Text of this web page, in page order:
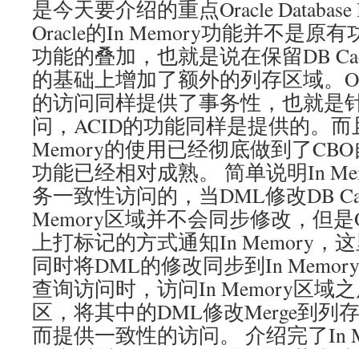
是今天要介绍的重点Oracle
Oracle的In Memory功能并不是原
功能的叠加，也就是说在保留DB
的基础上增加了额外的列存区域。
的访问同样提供了事务性，也就是
问，ACID的功能同样是提供的。而
Memory的使用已经彻底做到了
功能已经相对成熟。 简单说明In
务一致性访问的，当DML修改DB
Memory区域并不会同步修改，但
上打标记的方式通知In Memory，
同时将DML的修改同步到In
查询访问时，访问In Memory区域
区，将其中的DML修改Merge到列
而提供一致性的访问。 介绍完了In